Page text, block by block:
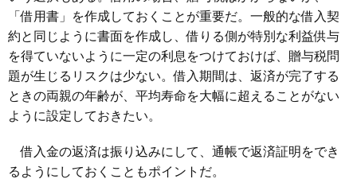
「借用書」を作成しておくことが重要だ。一般的な借入契
約と同じように書面を作成し、借りる側が特別な利益供与
を得ていないように一定の利息をつけておけば、贈与税問
題が生じるリスクは少ない。借入期間は、返済が完了する
ときの両親の年齢が、平均寿命を大幅に超えることがない
ように設定しておきたい。
借入金の返済は振り込みにして、通帳で返済証明をでき
るようにしておくこともポイントだ。